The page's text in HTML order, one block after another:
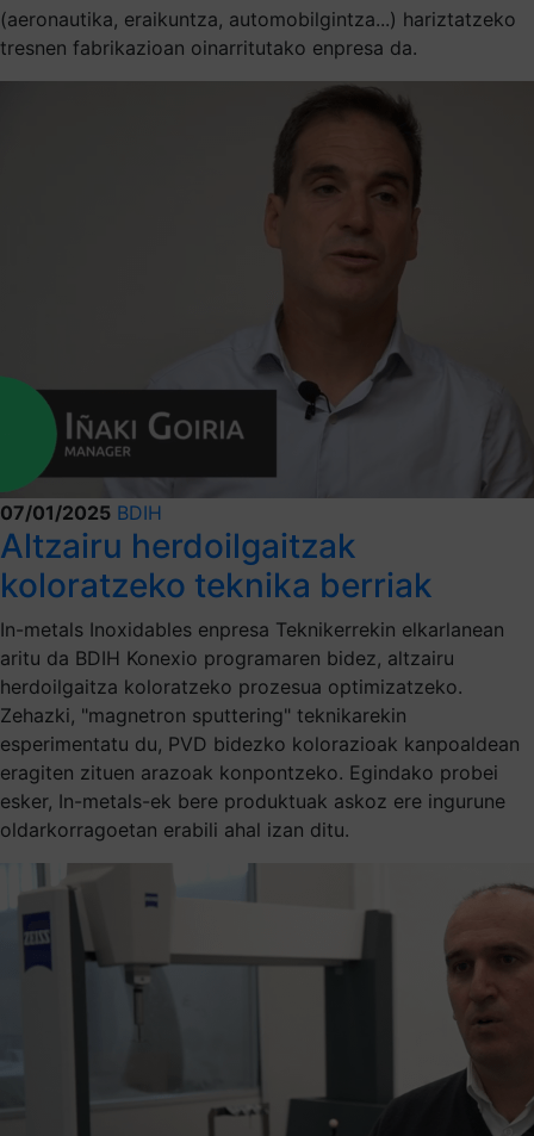
(aeronautika, eraikuntza, automobilgintza...) hariztatzeko
tresnen fabrikazioan oinarritutako enpresa da.
07/01/2025 BDIH
Altzairu herdoilgaitzak
koloratzeko teknika berriak
In-metals Inoxidables enpresa Teknikerrekin elkarlanean
aritu da BDIH Konexio programaren bidez, altzairu
herdoilgaitza koloratzeko prozesua optimizatzeko.
Zehazki, "magnetron sputtering" teknikarekin
esperimentatu du, PVD bidezko kolorazioak kanpoaldean
eragiten zituen arazoak konpontzeko. Egindako probei
esker, In-metals-ek bere produktuak askoz ere ingurune
oldarkorragoetan erabili ahal izan ditu.